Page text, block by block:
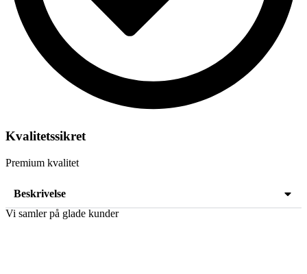
Kvalitetssikret
Premium kvalitet
Beskrivelse
Vi samler på glade kunder